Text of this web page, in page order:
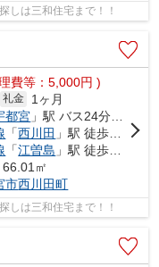
は三和住宅まで！！
費等：5,000円 )
礼金
1ヶ月
都宮 」駅 バス24分 「西川田北部」 停歩5分
「西川田 」駅 徒歩19分
「江曽島 」駅 徒歩20分
㎡
市西川田町
は三和住宅まで！！